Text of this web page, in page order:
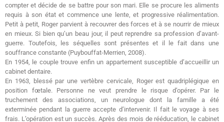
compter et décide de se battre pour son mari. Elle se procure les aliments
requis à son état et commence une lente, et progressive réalimentation.
Petit à petit, Roger parvient à recouvrer des forces et à se nourrir de mieux
en mieux. Si bien qu’un beau jour, il peut reprendre sa profession d’avant-
guerre. Toutefois, les séquelles sont présentes et il le fait dans une
souffrance constante (Puybouffat-Merrien, 2008).
En 1954, le couple trouve enfin un appartement susceptible d’accueillir un
cabinet dentaire.
En 1963, blessé par une vertèbre cervicale, Roger est quadriplégique en
position fœtale. Personne ne veut prendre le risque d’opérer. Par le
truchement des associations, un neurologue dont la famille a été
exterminée pendant la guerre accepte d’intervenir. Il fait le voyage à ses
frais. L’opération est un succès. Après des mois de rééducation, le cabinet